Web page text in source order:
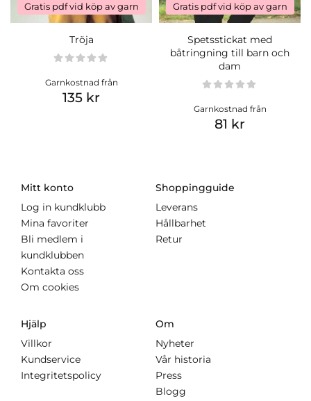
Gratis pdf vid köp av garn
Tröja
Garnkostnad från
135 kr
Gratis pdf vid köp av garn
Spetsstickat med
båtringning till barn och
dam
Garnkostnad från
81 kr
Mitt konto
Log in kundklubb
Mina favoriter
Bli medlem i
kundklubben
Kontakta oss
Om cookies
Shoppingguide
Leverans
Hållbarhet
Retur
Hjälp
Villkor
Kundservice
Integritetspolicy
Om
Nyheter
Vår historia
Press
Blogg